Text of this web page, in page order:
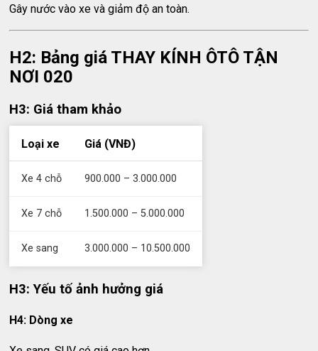
Gây nước vào xe và giảm độ an toàn.
H2: Bảng giá THAY KÍNH ÔTÔ TẬN
NƠI 020
H3: Giá tham khảo
Loại xe Giá (VNĐ)
Xe 4 chỗ 900.000 – 3.000.000
Xe 7 chỗ 1.500.000 – 5.000.000
Xe sang 3.000.000 – 10.500.000
H3: Yếu tố ảnh hưởng giá
H4: Dòng xe